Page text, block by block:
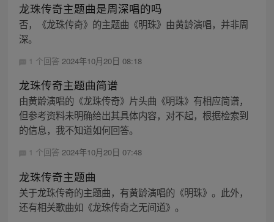
龙珠传奇主题曲是周深唱的吗
否，《龙珠传奇》的主题曲《明珠》由黄龄演唱，并非周
深。
1 个回答 2024年10月20日 08:18
龙珠传奇主题曲简谱
由黄龄演唱的《龙珠传奇》片头曲《明珠》有相应简谱，
但参考资料未明确给出其具体内容，对不起，根据检索到
的信息，我不知道如何回答。
1 个回答 2024年10月20日 07:48
龙珠传奇主题曲
关于龙珠传奇的主题曲，有黄龄演唱的《明珠》。此外，
还有相关歌曲如《龙珠传奇之无间道》。